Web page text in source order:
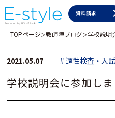
資料請求
TOPページ＞教師陣ブログ＞学校説明
2021.05.07 ＃適性検査・入
学校説明会に参加しま